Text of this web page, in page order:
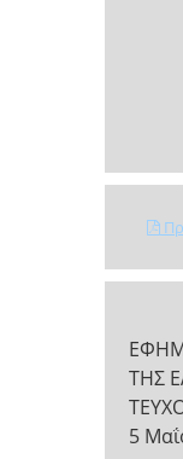
ΤΗΣ
5